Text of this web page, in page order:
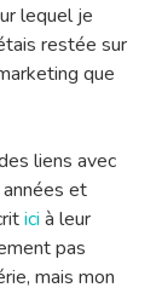
lequel je
restée sur
que
liens avec
et
ici à leur
pas
mais mon